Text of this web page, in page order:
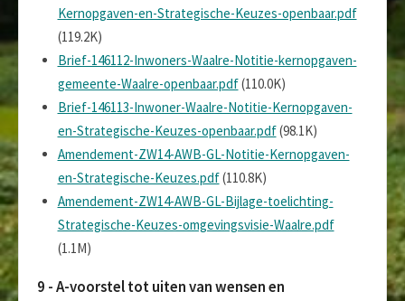
Kernopgaven-en-Strategische-Keuzes-openbaar.pdf
(119.2K)
Brief-146112-Inwoners-Waalre-Notitie-kernopgaven-
gemeente-Waalre-openbaar.pdf(110.0K)
Brief-146113-Inwoner-Waalre-Notitie-Kernopgaven-
en-Strategische-Keuzes-openbaar.pdf(98.1K)
Amendement-ZW14-AWB-GL-Notitie-Kernopgaven-
en-Strategische-Keuzes.pdf(110.8K)
Amendement-ZW14-AWB-GL-Bijlage-toelichting-
Strategische-Keuzes-omgevingsvisie-Waalre.pdf
(1.1M)
9 - A-voorstel tot uiten van wensen en